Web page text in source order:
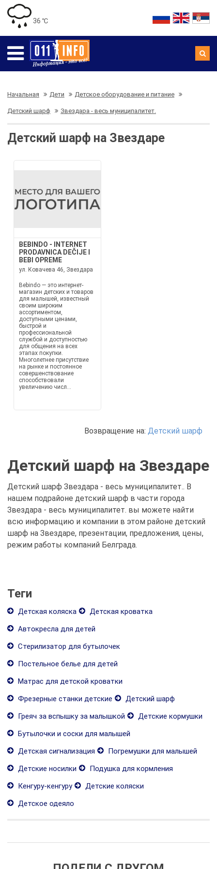
36 ℃
Начальная Дети Детское оборудование и питание
Детский шарф Звездара - весь муниципалитет.
Детский шарф на Звездаре
BEBINDO - INTERNET
PRODAVNICA DEČIJE I
BEBI OPREME
ул. Ковачева 46, Звездара
Bebindo — это интернет-
магазин детских и товаров
для малышей, известный
своим широким
ассортиментом,
доступными ценами,
быстрой и
профессиональной
службой и доступностью
для общения на всех
этапах покупки.
Многолетнее присутствие
на рынке и постоянное
совершенствование
способствовали
увеличению числ...
Возвращение на: Детский шарф
Детский шарф на Звездаре
Детский шарф Звездара - весь муниципалитет.. В
нашем подрайоне детский шарф в части города
Звездара - весь муниципалитет. вы можете найти
всю информацию и компании в этом районе детский
шарф на Звездаре, презентации, предложения, цены,
режим работы компаний Белграда.
Теги
Детская коляска
Детская кроватка
Автокресла для детей
Стерилизатор для бутылочек
Постельное белье для детей
Матрас для детской кроватки
Фрезерные станки детские
Детский шарф
Греяч за вспышку за малышкой
Детские кормушки
Бутылочки и соски для малышей
Детская сигнализация
Погремушки для малышей
Детские носилки
Подушка для кормления
Кенгуру-кенгуру
Детские коляски
Детское одеяло